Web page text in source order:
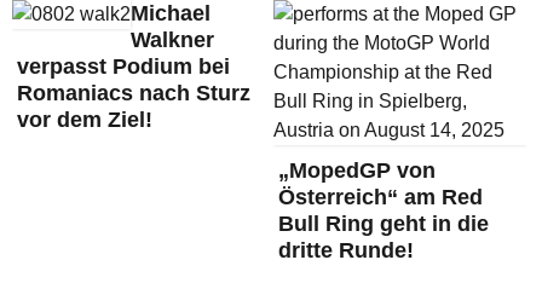
Michael
Walkner
verpasst Podium bei
Romaniacs nach Sturz
vor dem Ziel!
„MopedGP von
Österreich“ am Red
Bull Ring geht in die
dritte Runde!